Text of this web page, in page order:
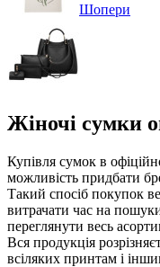
Шопери
Жіночі сумки
Купівля сумок в
можливість придбати
Такий спосіб покупок
витрачати час на
переглянути весь
Вся продукція
всіляких принтам і